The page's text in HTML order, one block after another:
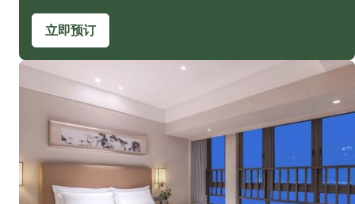
立即预订